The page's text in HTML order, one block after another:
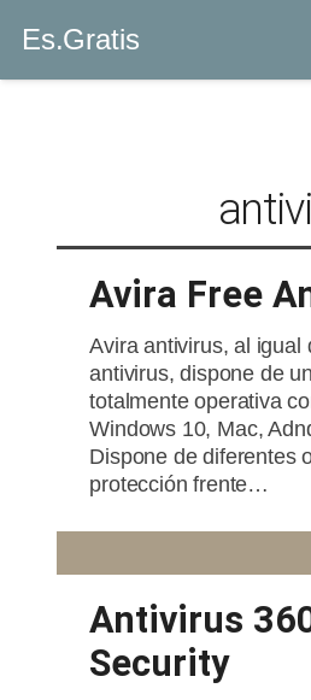
Es.Gratis
Avira Free
Avira antivirus, al igual
antivirus, dispone de
totalmente operativa
Windows 10, Mac,
Dispone de diferentes
protección frente…
Antivirus
Security